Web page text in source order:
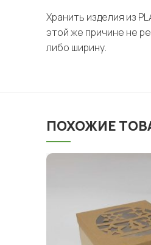
Хранить изделия из
этой же причине не
либо ширину.
ПОХОЖИЕ